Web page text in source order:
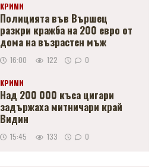
КРИМИ
Полицията във Вършец
разкри кражба на 200 евро от
дома на възрастен мъж
16:00 122 0
КРИМИ
Над 200 000 къса цигари
задържаха митничари край
Видин
15:45 133 0